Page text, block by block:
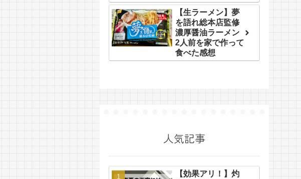
【生ラーメン】夢
を語れ総本店監修
濃厚醤油ラーメン
2人前を家で作って
食べた感想
人気記事
【効果アリ！】灼